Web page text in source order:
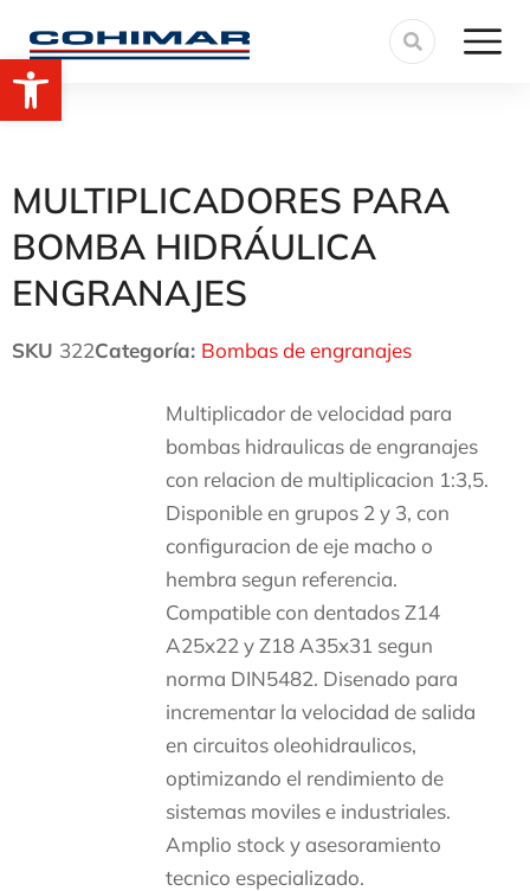
MULTIPLICADORES PARA
BOMBA HIDRÁULICA
ENGRANAJES
SKU 322Categoría: Bombas de engranajes
Multiplicador de velocidad para
bombas hidraulicas de engranajes
con relacion de multiplicacion 1:3,5.
Disponible en grupos 2 y 3, con
configuracion de eje macho o
hembra segun referencia.
Compatible con dentados Z14
A25x22 y Z18 A35x31 segun
norma DIN5482. Disenado para
incrementar la velocidad de salida
en circuitos oleohidraulicos,
optimizando el rendimiento de
sistemas moviles e industriales.
Amplio stock y asesoramiento
tecnico especializado.
Abrir barra de herramientas